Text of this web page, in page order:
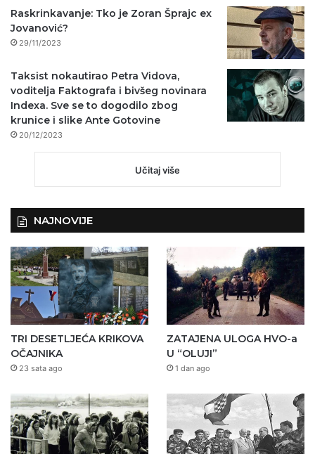
Raskrinkavanje: Tko je Zoran Šprajc ex
Jovanović?
29/11/2023
Taksist nokautirao Petra Vidova,
voditelja Faktografa i bivšeg novinara
Indexa. Sve se to dogodilo zbog
krunice i slike Ante Gotovine
20/12/2023
Učitaj više
NAJNOVIJE
TRI DESETLJEĆA KRIKOVA
OČAJNIKA
23 sata ago
ZATAJENA ULOGA HVO-a
U “OLUJI”
1 dan ago